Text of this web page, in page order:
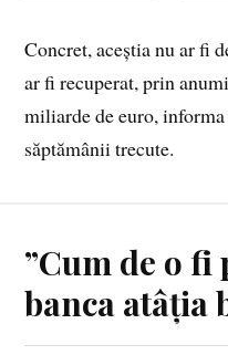
Concret, aceștia nu ar fi
ar fi recuperat, prin
miliarde de euro,
săptămânii trecute.
”Cum de o
banca atâția